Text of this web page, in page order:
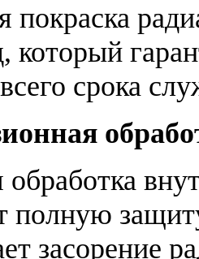
покраска
срока
полную
засорение